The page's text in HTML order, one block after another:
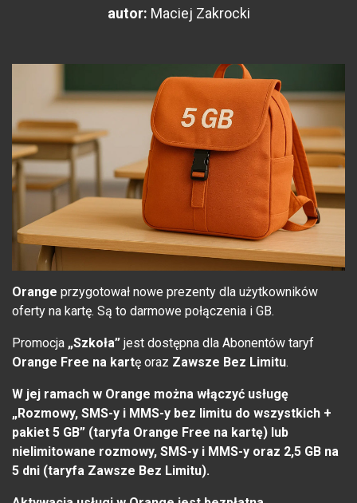
autor: Maciej Zakrocki
Orange przygotował nowe prezenty dla użytkowników
oferty na kartę. Są to darmowe połączenia i GB.
Promocja „Szkoła” jest dostępna dla Abonentów taryf
Orange Free na kartę oraz Zawsze Bez Limitu.
W jej ramach w Orange można włączyć usługę
„Rozmowy, SMS-y i MMS-y bez limitu do wszystkich +
pakiet 5 GB” (taryfa Orange Free na kartę) lub
nielimitowane rozmowy, SMS-y i MMS-y oraz 2,5 GB na
5 dni (taryfa Zawsze Bez Limitu).